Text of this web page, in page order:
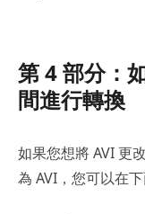
第 4 部分：
間進行轉換
如果您想將 AVI 更
為 AVI，您可以在下